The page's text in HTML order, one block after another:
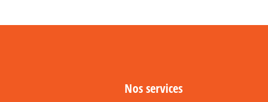
Nos services